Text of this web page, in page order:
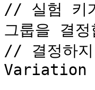
// 실험 키
그룹을 결정
// 결정하지
Variation